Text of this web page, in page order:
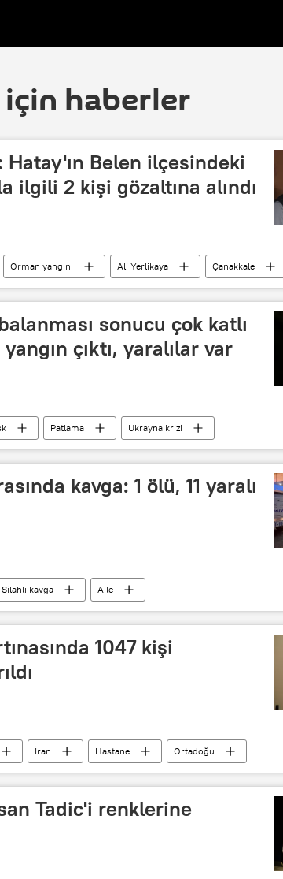
için haberler
Hatay'ın Belen ilçesindeki
ilgili 2 kişi gözaltına alındı
Orman yangını Ali Yerlikaya
Çanakkale
sonucu çok katlı
çıktı, yaralılar var
Patlama Ukrayna krizi
kavga: 1 ölü, 11 yaralı
Silahlı kavga Aile
1047 kişi
İran Hastane Ortadoğu
Tadic'i renklerine